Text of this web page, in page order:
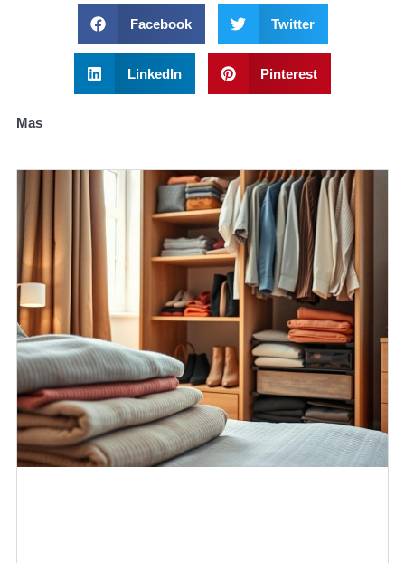
Facebook Twitter
LinkedIn Pinterest
Mas